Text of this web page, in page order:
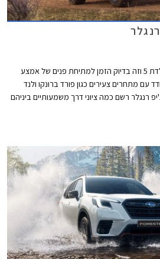
ג'יפ רנגלר חגג לאחרונה יום הולדת 5 וזה בדיוק הזמן למתיחת פנים של אמצע
עם מתחרים צעירים כגון פורד ברונקו ולנד
רנגלר רשם כמה ציוני דרך משמעותיים ביניהם
לצד זאת סבל ג'יפ רנגלר מרמת בטיחות
הבכורה בתערוכות הרכב של ניו יורק